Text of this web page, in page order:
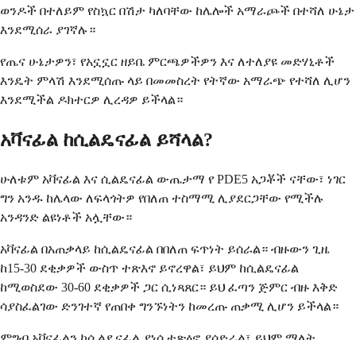
ወንዶች በተለይም የስኳር በሽታ ካለባቸው ከሌሎች አማራጮች በተሻለ ሁኔታ
እንደሚሰራ ያገኛሉ።
የጤና ሁኔታዎን፣ የአኗኗር ዘይቤ ምርጫዎችዎን እና ለተለያዩ መድሃኒቶች
እንዴት ምላሽ እንደሚሰጡ ላይ በመመስረት የትኛው አማራጭ የተሻለ ሊሆን
እንደሚችል ዶክተርዎ ሊረዳዎ ይችላል።
አቫናፊል ከሲልዴናፊል ይሻላል?
ሁለቱም አቫናፊል እና ሲልዴናፊል ውጤታማ የ PDE5 አጋቾች ናቸው፣ ነገር
ግን አንዱ ከሌላው ለፍላጎትዎ የበለጠ ተስማሚ ሊያደርጋቸው የሚችሉ
አንዳንድ ልዩነቶች አሏቸው።
አቫናፊል በአጠቃላይ ከሲልዴናፊል በበለጠ ፍጥነት ይሰራል። ብዙውን ጊዜ
ከ15-30 ደቂቃዎች ውስጥ ተጽእኖ ይኖረዋል፣ ይህም ከሲልዴናፊል
ከሚወስደው 30-60 ደቂቃዎች ጋር ሲነጻጸር። ይህ ፈጣን ጅምር ብዙ እቅድ
ሳያስፈልገው ድንገተኛ የጠበቀ ግንኙነትን ከመረጡ ጠቃሚ ሊሆን ይችላል።